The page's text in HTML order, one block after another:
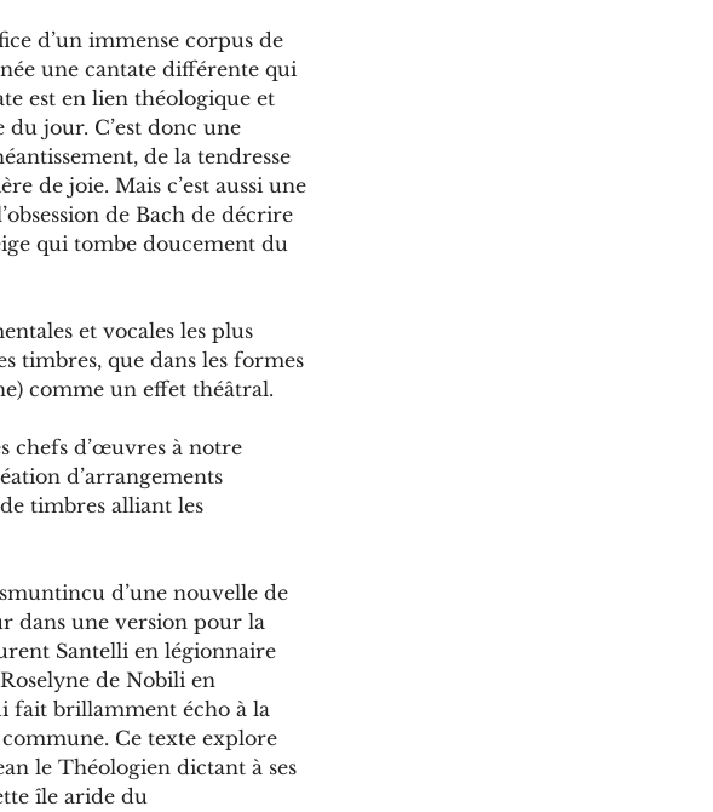
d’un immense corpus de
une cantate différente qui
est en lien théologique et
jour. C’est donc une
de la tendresse
de joie. Mais c’est aussi une
de Bach de décrire
qui tombe doucement du
et vocales les plus
timbres, que dans les formes
comme un effet théâtral.
chefs d’œuvres à notre
d’arrangements
timbres alliant les
d’une nouvelle de
dans une version pour la
Santelli en légionnaire
de Nobili en
fait brillamment écho à la
Ce texte explore
le Théologien dictant à ses
île aride du